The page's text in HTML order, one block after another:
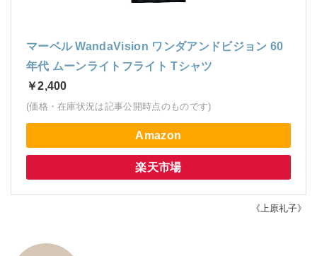
マーベル WandaVision ワンダアンドビジョン 60
年代 ムーンライトフライト Tシャツ
￥2,400
(価格・在庫状況は記事公開時点のものです)
Amazon
楽天市場
《上原礼子》